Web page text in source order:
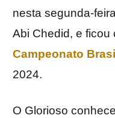
nesta segunda-
Abi Chedid, e ficou
Campeonato
2024.
O Glorioso